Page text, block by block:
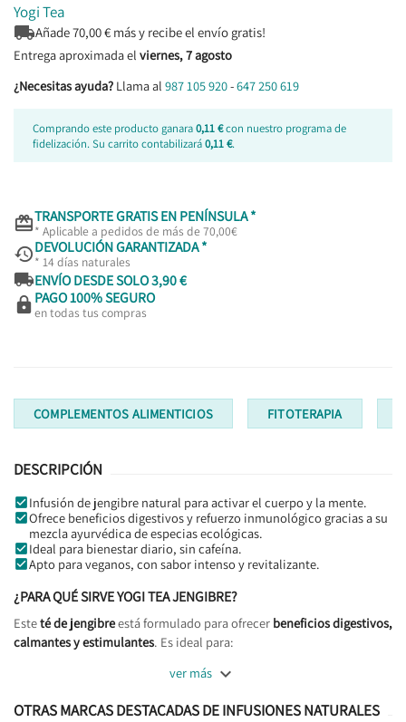
Yogi Tea
Añade70,00€ más y recibe el envío gratis!
Entrega aproximada el viernes, 7 agosto
¿Necesitas ayuda? Llama al 987 105 920-647 250 619
Comprando este producto ganara0,11 €con nuestro programa de
fidelización. Su carrito contabilizará0,11 €.
TRANSPORTE GRATIS EN PENÍNSULA *
* Aplicable a pedidos de más de 70,00€
DEVOLUCIÓN GARANTIZADA *
* 14 días naturales
ENVÍO DESDE SOLO 3,90 €
 PAGO 100% SEGURO
en todas tus compras
COMPLEMENTOS ALIMENTICIOS FITOTERAPIA
DESCRIPCIÓN
Infusión de jengibre natural para activar el cuerpo y la mente.
Ofrece beneficios digestivos y refuerzo inmunológico gracias a su
mezcla ayurvédica de especias ecológicas.
Ideal para bienestar diario, sin cafeína.
Apto para veganos, con sabor intenso y revitalizante.
¿PARA QUÉ SIRVE YOGI TEA JENGIBRE?
Esteté de jengibreestá formulado para ofrecer beneficios digestivos,
calmantes y estimulantes. Es ideal para:
ver más 
OTRAS MARCAS DESTACADAS DE INFUSIONES NATURALES